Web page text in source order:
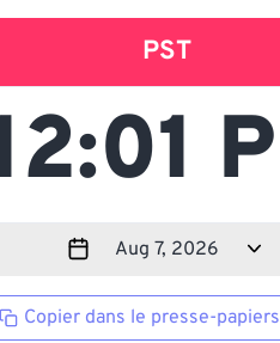
PST
Copier dans le presse-papiers